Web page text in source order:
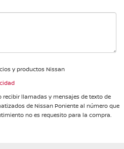
y productos Nissan
recibir llamadas y mensajes de texto de
de Nissan Poniente al número que
no es requesito para la compra.